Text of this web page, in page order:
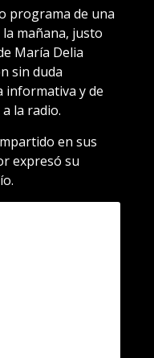
programa de una
mañana, justo
María Delia
sin duda
informativa y de
la radio.
en sus
expresó su